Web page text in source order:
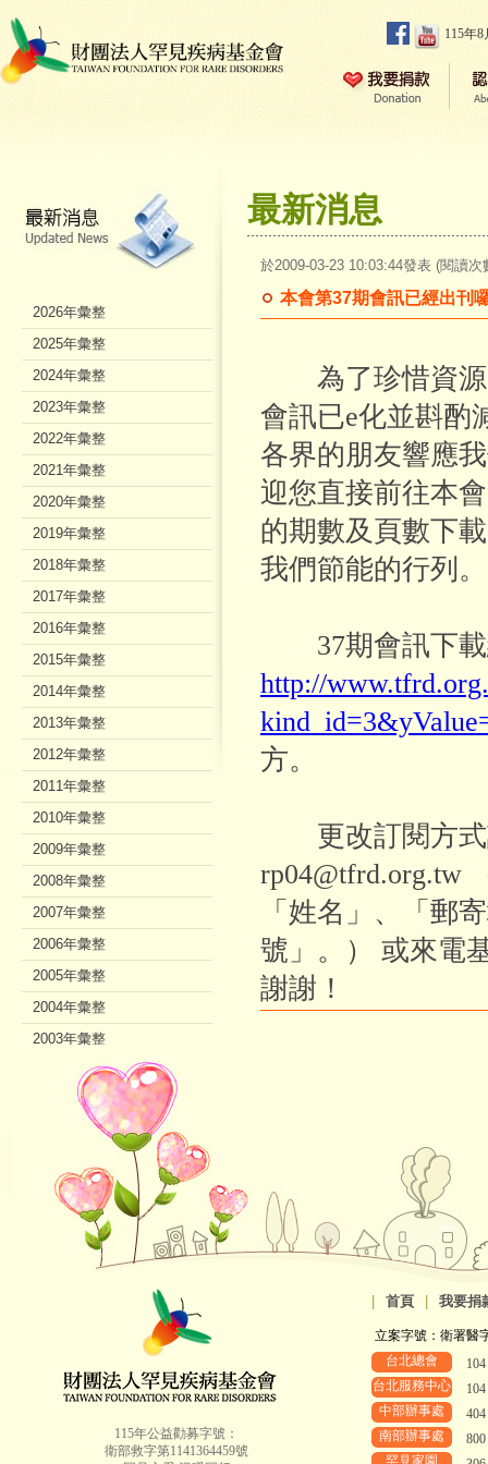
115年
最新消息
於2009-03-23 10:03:44發表 (閱讀次
本會第37期會訊已經出刊
為了珍惜資源
會訊已e化並斟酌
各界的朋友響應
迎您直接前往本
的期數及頁數下
我們節能的行列。
37期會訊下載
http://
方。
更改訂閱方式
rp04@tfrd.org.tw
「姓名」、「郵
號」。） 或來電
謝謝！
2026年彙整
2025年彙整
2024年彙整
2023年彙整
2022年彙整
2021年彙整
2020年彙整
2019年彙整
2018年彙整
2017年彙整
2016年彙整
2015年彙整
2014年彙整
2013年彙整
2012年彙整
2011年彙整
2010年彙整
2009年彙整
2008年彙整
2007年彙整
2006年彙整
2005年彙整
2004年彙整
2003年彙整
2002年彙整
115年公益勸募字號：
衛部救字第1141364459號
首頁 我要捐
立案字號：衛署醫
台北總會
台北服務中心
中部辦事處
南部辦事處
罕見家園